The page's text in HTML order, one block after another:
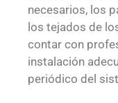
necesarios, los
los tejados de
contar con
instalación
periódico del